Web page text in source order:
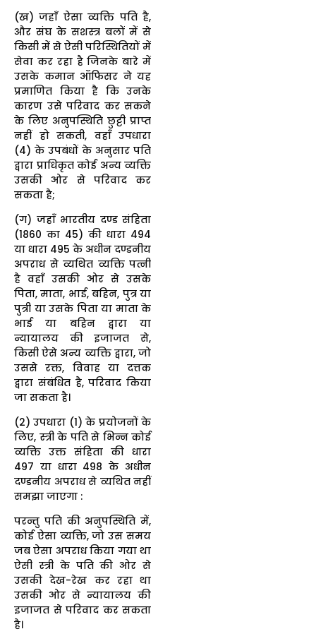
(ख) जहाँ ऐसा व्यक्ति पति है,
और संघ के सशस्त्र बलों में से
किसी में से ऐसी परिस्थितियों में
सेवा कर रहा है जिनके बारे में
उसके कमान ऑफिसर ने यह
प्रमाणित किया है कि उनके
कारण उसे परिवाद कर सकने
के लिए अनुपस्थिति छुट्टी प्राप्त
नहीं हो सकती, वहाँ उपधारा
(4) के उपबंधों के अनुसार पति
द्वारा प्राधिकृत कोई अन्य व्यक्ति
उसकी ओर से परिवाद कर
सकता है;
(ग) जहाँ भारतीय दण्ड संहिता
(1860 का 45) की धारा 494
या धारा 495 के अधीन दण्डनीय
अपराध से व्यथित व्यक्ति पत्नी
है वहाँ उसकी ओर से उसके
पिता, माता, भाई, बहिन, पुत्र या
पुत्री या उसके पिता या माता के
भाई या बहिन द्वारा या
न्यायालय की इजाजत से,
किसी ऐसे अन्य व्यक्ति द्वारा, जो
उससे रक्त, विवाह या दत्तक
द्वारा संबंधित है, परिवाद किया
जा सकता है।
(2) उपधारा (1) के प्रयोजनों के
लिए, स्त्री के पति से भिन्न कोई
व्यक्ति उक्त संहिता की धारा
497 या धारा 498 के अधीन
दण्डनीय अपराध से व्यथित नहीं
समझा जाएगा :
परन्तु पति की अनुपस्थिति में,
कोई ऐसा व्यक्ति, जो उस समय
जब ऐसा अपराध किया गया था
ऐसी स्त्री के पति की ओर से
उसकी देख-रेख कर रहा था
उसकी ओर से न्यायालय की
इजाजत से परिवाद कर सकता
है।